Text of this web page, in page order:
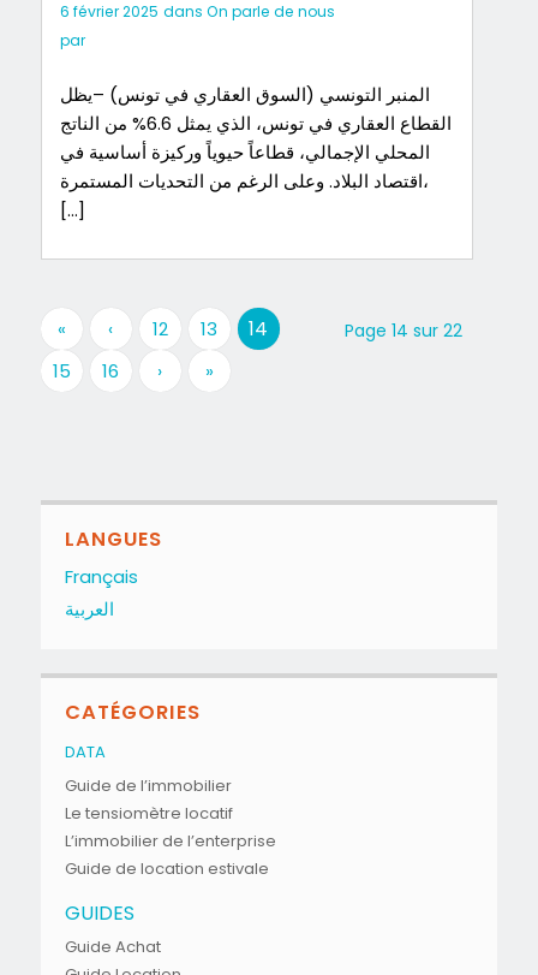
6 février 2025 dans On parle de nous
par
المنبر التونسي (السوق العقاري في تونس) –يظل
القطاع العقاري في تونس، الذي يمثل 6.6% من الناتج
المحلي الإجمالي، قطاعاً حيوياً وركيزة أساسية في
اقتصاد البلاد. وعلى الرغم من التحديات المستمرة،
[…]
Page 14 sur 22
« ‹ 12 13 14
15 16 › »
LANGUES
Français
العربية
CATÉGORIES
DATA
Guide de l’immobilier
Le tensiomètre locatif
L’immobilier de l’enterprise
Guide de location estivale
GUIDES
Guide Achat